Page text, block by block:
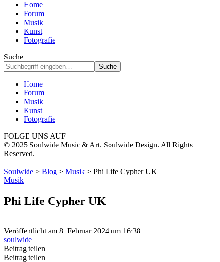
Home
Forum
Musik
Kunst
Fotografie
Suche
Home
Forum
Musik
Kunst
Fotografie
FOLGE UNS AUF
© 2025 Soulwide Music & Art. Soulwide Design. All Rights
Reserved.
Soulwide > Blog > Musik > Phi Life Cypher UK
Musik
Phi Life Cypher UK
Veröffentlicht am 8. Februar 2024 um 16:38
soulwide
Beitrag teilen
Beitrag teilen